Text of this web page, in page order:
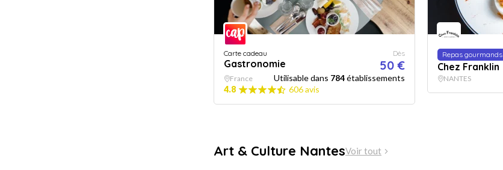
Carte cadeau
Gastronomie
Dès
50 €
France Utilisable dans 784établissements
4.8
606 avis
Repas gourmands
Chez Franklin
NANTES
Art & Culture NantesVoir tout